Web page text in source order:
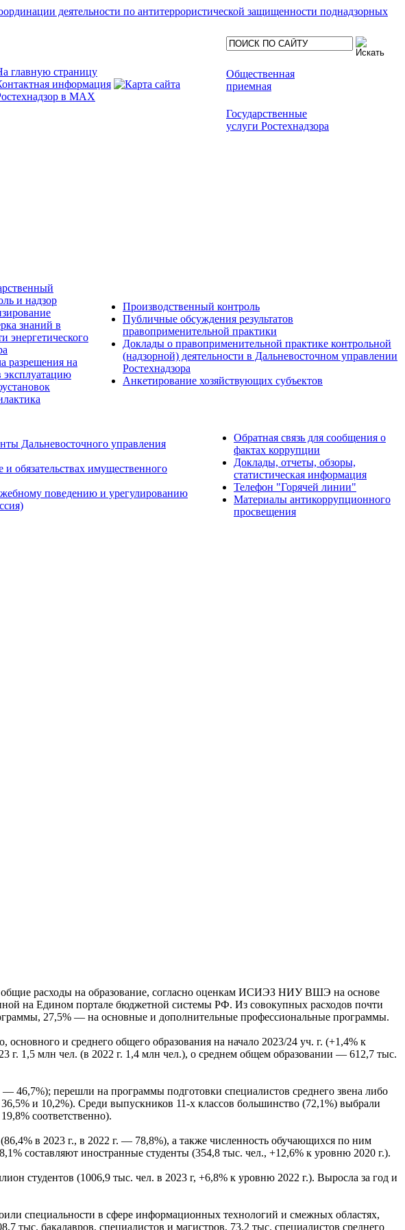
деятельности по антитеррористической защищенности поднадзорных
Общественная
приемная
Государственные
услуги Ростехнадзора
и надзор
знаний в
энергетического
разрешения на
эксплуатацию
Производственный контроль
Публичные обсуждения результатов
правоприменительной практики
Доклады о правоприменительной практике контрольной
(надзорной) деятельности в Дальневосточном управлении
Ростехнадзора
Анкетирование хозяйствующих субъектов
Дальневосточного управления
обязательствах имущественного
поведению и урегулированию
Обратная связь для сообщения о
фактах коррупции
Доклады, отчеты, обзоры,
статистическая информация
Телефон "Горячей линии"
Материалы антикоррупционного
просвещения
общие расходы на образование, согласно оценкам ИСИЭЗ НИУ ВШЭ на основе
на Едином портале бюджетной системы РФ. Из совокупных расходов почти
27,5% — на основные и дополнительные профессиональные программы.
и среднего общего образования на начало 2023/24 уч. г. (+1,4% к
г. 1,5 млн чел. (в 2022 г. 1,4 млн чел.), о среднем общем образовании — 612,7 тыс.
46,7%); перешли на программы подготовки специалистов среднего звена либо
и 10,2%). Среди выпускников 11-х классов большинство (72,1%) выбрали
соответственно).
в 2023 г., в 2022 г. — 78,8%), а также численность обучающихся по ним
составляют иностранные студенты (354,8 тыс. чел., +12,6% к уровню 2020 г.).
студентов (1006,9 тыс. чел. в 2023 г, +6,8% к уровню 2022 г.). Выросла за год и
специальности в сфере информационных технологий и смежных областях,
бакалавров, специалистов и магистров, 73,2 тыс. специалистов среднего